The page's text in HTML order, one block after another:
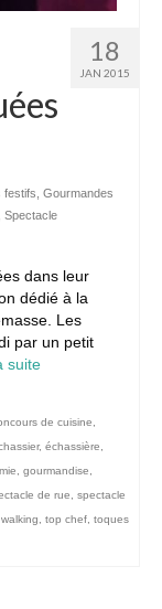
18
JAN 2015
festifs Gourmandes
Spectacle
dans leur
dédié à la
Les
par un petit
suite­­
de cuisine
, échassière
gourmandise
de rue
spectacle
top chef toques